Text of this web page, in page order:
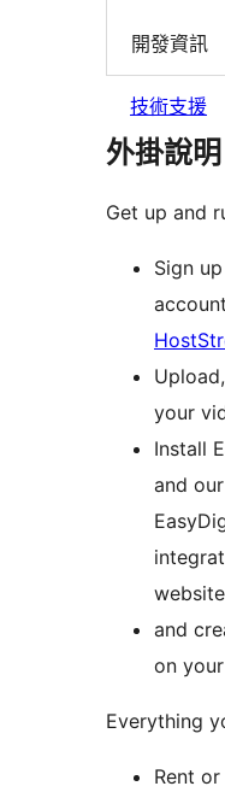
開發資訊
技術支援
外掛說明
Get up and
Sign
your
Install
and our
website
and
on
Everything
Rent or